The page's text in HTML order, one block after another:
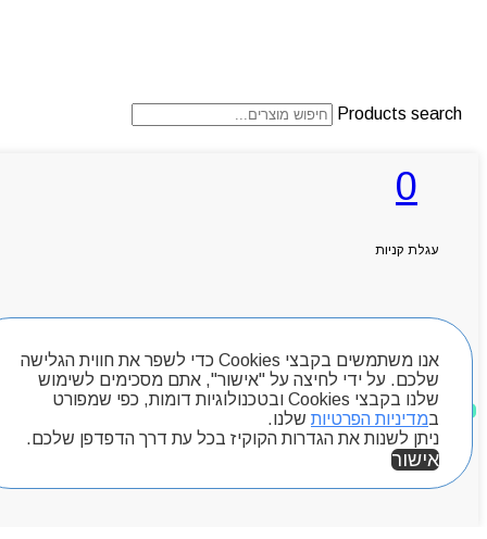
אנו משתמשים בקבצי Cookies כדי לשפר את חווית הגלישה
שלכם. על ידי לחיצה על "אישור", אתם מסכימים לשימוש
שלנו בקבצי Cookies ובטכנולוגיות דומות, כפי שמפורט
במדיניות הפרטיות שלנו.
ניתן לשנות את הגדרות הקוקיז בכל עת דרך הדפדפן שלכם.
אישור
0
עגלת קניות
חיפוש מוצרים
מוצרים שאהבתי
Products search
ראשי
קטלוג מוצרים